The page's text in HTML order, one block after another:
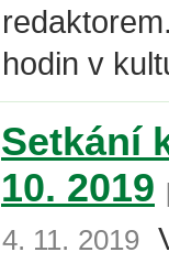
hodin v
Setkání
10. 2019
4. 11. 2019